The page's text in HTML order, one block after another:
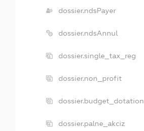
dossier.ndsPayer
dossier.ndsAnnul
dossier.single_tax_reg
dossier.non_profit
dossier.budget_dotation
dossier.palne_akciz